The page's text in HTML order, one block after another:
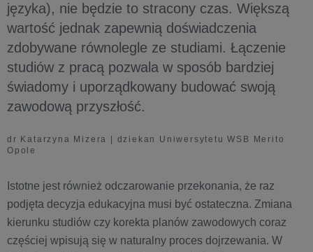
języka), nie będzie to stracony czas. Większą
wartość jednak zapewnią doświadczenia
zdobywane równolegle ze studiami. Łączenie
studiów z pracą pozwala w sposób bardziej
świadomy i uporządkowany budować swoją
zawodową przyszłość.
dr Katarzyna Mizera | dziekan Uniwersytetu WSB Merito
Opole
Istotne jest również odczarowanie przekonania, że raz
podjęta decyzja edukacyjna musi być ostateczna. Zmiana
kierunku studiów czy korekta planów zawodowych coraz
częściej wpisują się w naturalny proces dojrzewania. W